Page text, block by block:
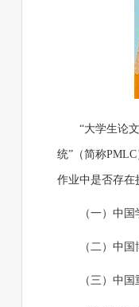
“大学生论
统”（简称
作业中是否存在
（一）中
（二）中
（三）中